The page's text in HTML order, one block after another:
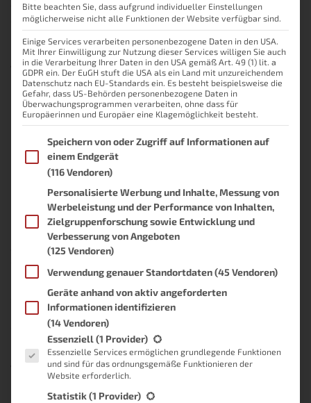
wie sie am besten mit ihrer eigenen Website beginnen. Zugegeben,
die Frage habe auch ich mir gestellt. Ich persönlich habe damit
begonnen, mir ein Grundgerüst für eine Seite zu schreiben. Ein
Menü entworfen, ein Layout gemacht, usw. Erst als Weiterlesen
VonLukas, vor10 Jahren
Miracast – Bildschirm übertragen
Miracast überträgt deinen
Bildschirm völlig ohne Kabel
Den eigenen Bildschirm übertragen, kann in einigen Situationen
nützlich sein. Man hält eine Präsentation, stellt einer Person etwas
vor, zeigt Bilder vom letzten Urlaub, … Es gibt unzählige
Situationen.
so dass nicht jeder etwas sehen kann. Schnell kommt man auf die
Idee, den Bildschirm am Fernseher anzuzeigen. Doch wie kommt
das Bild dorthin?
(mehr …)
Lukas, vor10 Jahren
Bitte beachten Sie, dass aufgrund individueller Einstellungen
möglicherweise nicht alle Funktionen der Website verfügbar sind.
Einige Services verarbeiten personenbezogene Daten in den USA.
Mit Ihrer Einwilligung zur Nutzung dieser Services willigen Sie auch
in die Verarbeitung Ihrer Daten in den USA gemäß Art. 49 (1) lit. a
GDPR ein. Der EuGH stuft die USA als ein Land mit unzureichendem
Datenschutz nach EU-Standards ein. Es besteht beispielsweise die
Gefahr, dass US-Behörden personenbezogene Daten in
Überwachungsprogrammen verarbeiten, ohne dass für
Europäerinnen und Europäer eine Klagemöglichkeit besteht.
Im Folgenden finden Sie eine Liste der Zwecke des IAB
Speichern von oder Zugriff auf Informationen auf
einem Endgerät
(116 Vendoren)
Personalisierte Werbung und Inhalte, Messung von
Werbeleistung und der Performance von Inhalten,
Zielgruppenforschung sowie Entwicklung und
Verbesserung von Angeboten
(125 Vendoren)
Verwendung genauer Standortdaten(45 Vendoren)
Geräte anhand von aktiv angeforderten
Informationen identifizieren
(14 Vendoren)
Es folgt eine Liste der Service-Gruppen, für die eine
Essenziell(1 Provider)
Essenzielle Services ermöglichen grundlegende Funktionen
und sind für das ordnungsgemäße Funktionieren der
Website erforderlich.
Statistik(1 Provider)